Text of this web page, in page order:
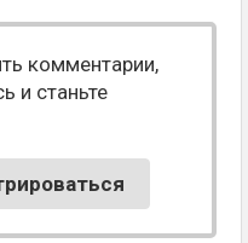
комментарии,
и станьте